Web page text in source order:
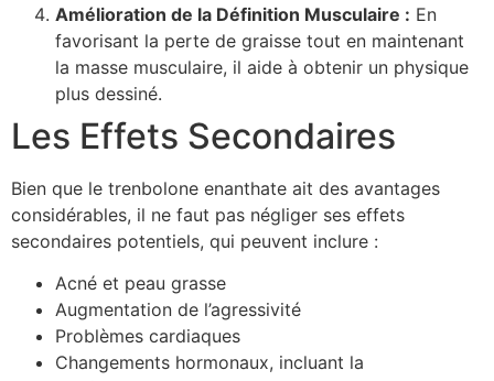
Amélioration de la Définition Musculaire : En
favorisant la perte de graisse tout en maintenant
la masse musculaire, il aide à obtenir un physique
plus dessiné.
Les Effets Secondaires
Bien que le trenbolone enanthate ait des avantages
considérables, il ne faut pas négliger ses effets
secondaires potentiels, qui peuvent inclure :
Acné et peau grasse
Augmentation de l’agressivité
Problèmes cardiaques
Changements hormonaux, incluant la